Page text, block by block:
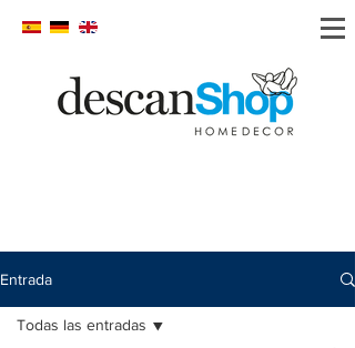
Entrada
Todas las entradas